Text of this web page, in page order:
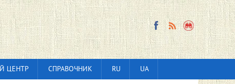
ЦЕНТР СПРАВОЧНИК RU UA